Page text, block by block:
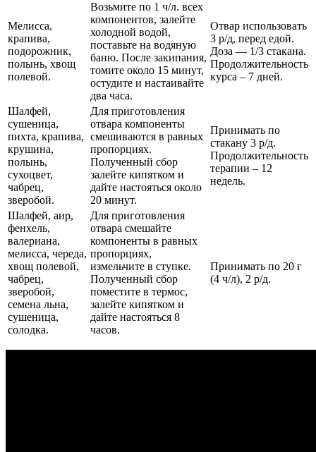
Мелисса,
крапива,
подорожник,
полынь, хвощ
полевой.
Возьмите по 1 ч/л. всех
компонентов, залейте
холодной водой,
поставьте на водяную
баню. После закипания,
томите около 15 минут,
остудите и настаивайте
два часа.
Отвар использовать
3 р/д, перед едой.
Доза — 1/3 стакана.
Продолжительность
курса – 7 дней.
Шалфей,
сушеница,
пихта, крапива,
крушина,
полынь,
сухоцвет,
чабрец,
зверобой.
Для приготовления
отвара компоненты
смешиваются в равных
пропорциях.
Полученный сбор
залейте кипятком и
дайте настояться около
20 минут.
Принимать по
стакану 3 р/д.
Продолжительность
терапии – 12
недель.
Шалфей, аир,
фенхель,
валериана,
мелисса, череда,
хвощ полевой,
чабрец,
зверобой,
семена льна,
сушеница,
солодка.
Для приготовления
отвара смешайте
компоненты в равных
пропорциях,
измельчите в ступке.
Полученный сбор
поместите в термос,
залейте кипятком и
дайте настояться 8
часов.
Принимать по 20 г
(4 ч/л), 2 р/д.